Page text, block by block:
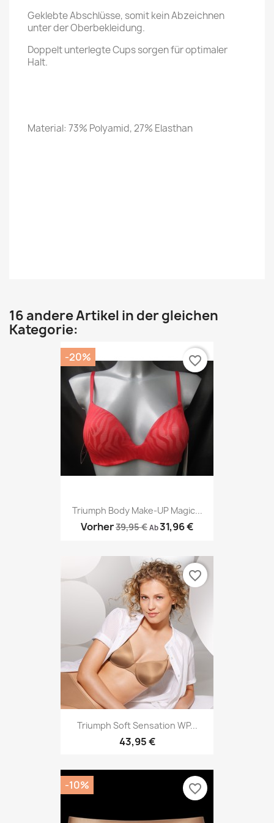
Geklebte Abschlüsse, somit kein Abzeichnen
unter der Oberbekleidung.
Doppelt unterlegte Cups sorgen für optimaler
Halt.
Material: 73% Polyamid, 27% Elasthan
16 andere Artikel in der gleichen
Kategorie:
Triumph Body Make-UP Magic...
Vorher39,95 € Ab31,96 €
-20% favorite_border
Triumph Soft Sensation WP...
43,95 €
favorite_border
-10% favorite_border